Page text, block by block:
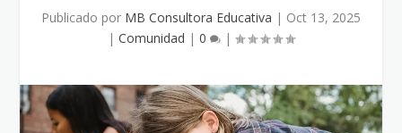
Publicado por MB Consultora Educativa | Oct 13, 2025
| Comunidad | 0 |